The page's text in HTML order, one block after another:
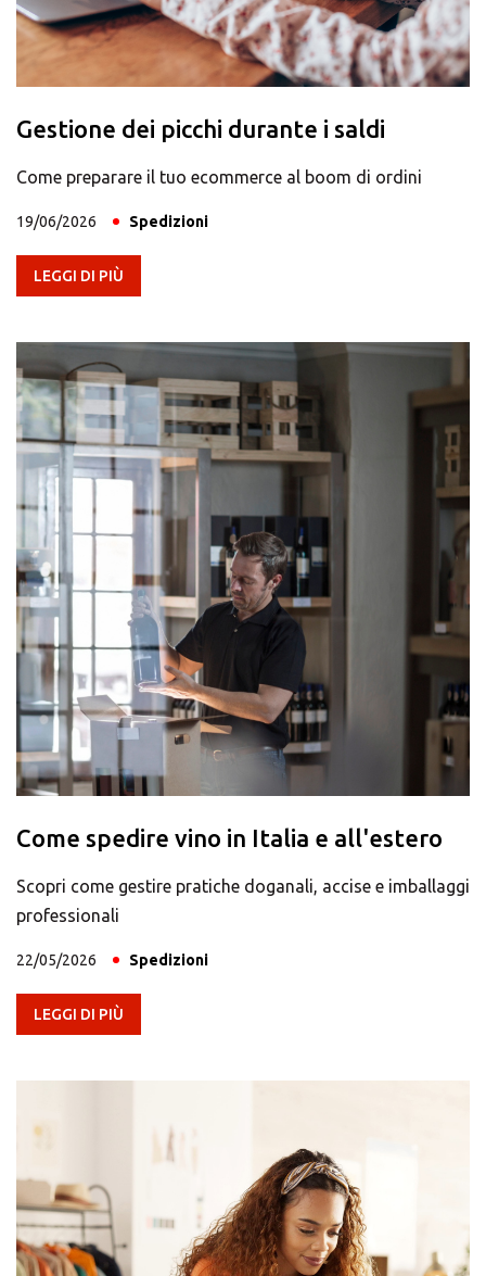
Gestione dei picchi durante i saldi
Come preparare il tuo ecommerce al boom di ordini
19/06/2026 Spedizioni
LEGGI DI PIÙ
Come spedire vino in Italia e all'estero
Scopri come gestire pratiche doganali, accise e imballaggi
professionali
22/05/2026 Spedizioni
LEGGI DI PIÙ